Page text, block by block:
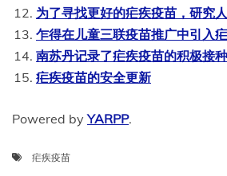
为了寻找更好的疟疾疫苗，研究
乍得在儿童三联疫苗推广中引入
南苏丹记录了疟疾疫苗的积极接种
疟疾疫苗的安全更新
Powered byYARPP.
疟疾疫苗